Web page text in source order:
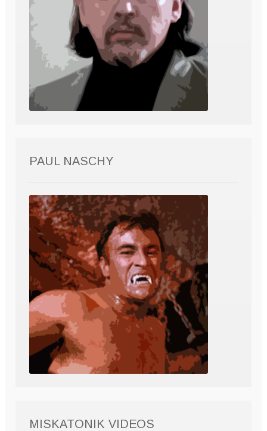
PAUL NASCHY
MISKATONIK VIDEOS